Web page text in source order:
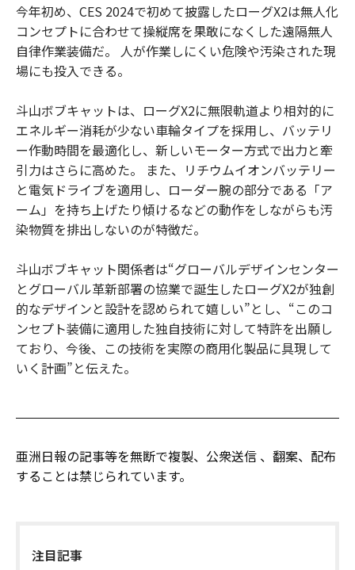
今年初め、CES 2024で初めて披露したローグX2は無人化
コンセプトに合わせて操縦席を果敢になくした遠隔無人
自律作業装備だ。 人が作業しにくい危険や汚染された現
場にも投入できる。
斗山ボブキャットは、ローグX2に無限軌道より相対的に
エネルギー消耗が少ない車輪タイプを採用し、バッテリ
ー作動時間を最適化し、新しいモーター方式で出力と牽
引力はさらに高めた。 また、リチウムイオンバッテリー
と電気ドライブを適用し、ローダー腕の部分である「ア
ーム」を持ち上げたり傾けるなどの動作をしながらも汚
染物質を排出しないのが特徴だ。
斗山ボブキャット関係者は“グローバルデザインセンター
とグローバル革新部署の協業で誕生したローグX2が独創
的なデザインと設計を認められて嬉しい”とし、“このコ
ンセプト装備に適用した独自技術に対して特許を出願し
ており、今後、この技術を実際の商用化製品に具現して
いく計画”と伝えた。
亜洲日報の記事等を無断で複製、公衆送信 、翻案、配布
することは禁じられています。
注目記事